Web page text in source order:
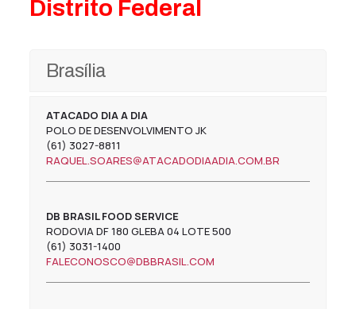
Distrito Federal
Brasília
ATACADO DIA A DIA
POLO DE DESENVOLVIMENTO JK
(61) 3027-8811
RAQUEL.SOARES@ATACADODIAADIA.COM.BR
DB BRASIL FOOD SERVICE
RODOVIA DF 180 GLEBA 04 LOTE 500
(61) 3031-1400
FALECONOSCO@DBBRASIL.COM